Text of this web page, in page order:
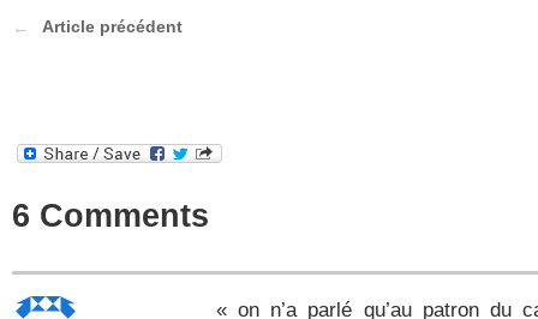
Article précédent
6 Comments
« on n’a parlé qu’au patron du